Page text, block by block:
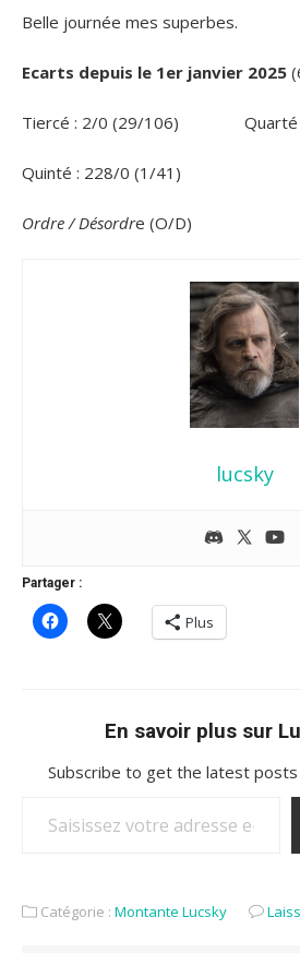
Belle journée mes superbes.
Ecarts depuis le 1er janvier 2025
Tiercé : 2/0 (29/106)
Quinté : 228/0 (1/41)
Ordre / Désordre (O/D)
lucsky
Partager :
Plus
En savoir plus sur
Subscribe to get the latest
Catégorie : Montante Lucsky